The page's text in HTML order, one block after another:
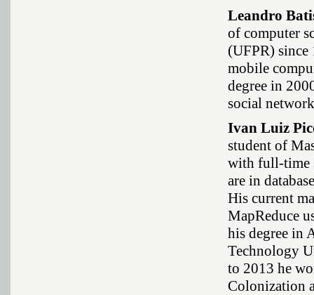
Leandro
of computer
(UFPR) since
mobile
degree in
social
Ivan Luiz
student of
with full-time
are in
His current
MapReduce
his degree in
Technology
to 2013 he
Colonization